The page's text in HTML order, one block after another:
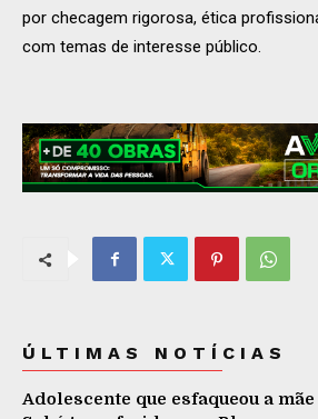
por checagem rigorosa, ética
com temas de interesse público.
ÚLTIMAS NOTÍCIAS
Adolescente que esfaqueou a